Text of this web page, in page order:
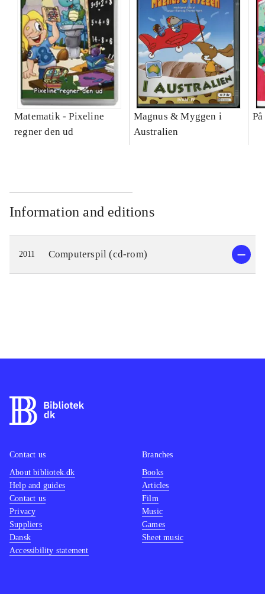
Matematik - Pixeline
regner den ud
Magnus & Myggen i
Australien
Information and editions
2011 Computerspil (cd-rom)
Contact us
About bibliotek.dk
Help and guides
Contact us
Privacy
Suppliers
Dansk
Accessibility statement
Branches
Books
Articles
Film
Music
Games
Sheet music